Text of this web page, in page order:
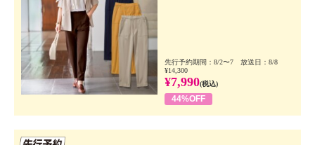
先行予約期間：8/2〜7 放送日：8/8
¥14,300
¥7,990(税込)
44%OFF